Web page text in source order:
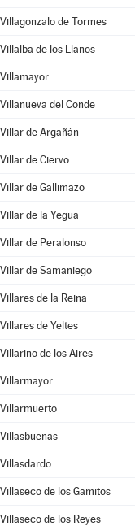
Villagonzalo de Tormes
Villalba de los Llanos
Villamayor
Villanueva del Conde
Villar de Argañán
Villar de Ciervo
Villar de Gallimazo
Villar de la Yegua
Villar de Peralonso
Villar de Samaniego
Villares de la Reina
Villares de Yeltes
Villarino de los Aires
Villarmayor
Villarmuerto
Villasbuenas
Villasdardo
Villaseco de los Gamitos
Villaseco de los Reyes